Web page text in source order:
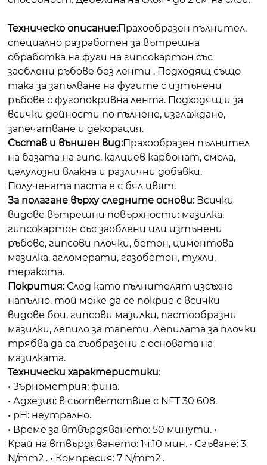
Техническо описание:Прахообразен пълнител,
специално разработен за вътрешна
обработка на фуги на гипсокартон със
заоблени ръбове без ленти . Подходящ също
така за запълване на фугите с изтънени
ръбове с фугопокривна лента. Подходящ и за
всички дейности по пълнене, изглаждане,
запечатване и декорация.
Състав и външен вид:Прахообразен пълнител
на базата на гипс, калциев карбонат, смола,
целулозни влакна и различни добавки.
Получената паста е с бял цвят.
За полагане върху следните основи:Всички
видове вътрешни повърхности: мазилка,
гипсокартон със заоблени или изтънени
ръбове, гипсови плочки, бетон, циментова
мазилка, агломерати, газобетон, тухли,
теракота.
Покрития: След като пълнителят изсъхне
напълно, той може да се покрие с всички
видове бои, гипсови мазилки, пастообразни
мазилки, лепило за тапети. Лепилата за плочки
трябва да са съобразени с основата на
мазилката.
Технически характеристики:
• Зърнометрия: фина.
• Адхезия: в съответствие с NFT 30 608.
• pH: неутрално.
• Време за втвърдяването: 50 минути. •
Край на втвърдяването: 1ч.10 мин. • Сгъване: 3
N/mm2 . • Компресия: 7 N/mm2 .